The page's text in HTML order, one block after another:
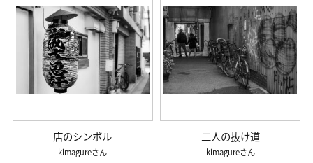
店のシンボル
kimagure
二人の抜け道
kimagure